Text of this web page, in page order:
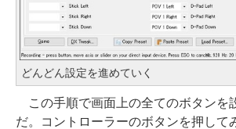
どんどん設定を進めていく
この手順で画面上の全てのボタンを
だ。コントローラーのボタンを押して